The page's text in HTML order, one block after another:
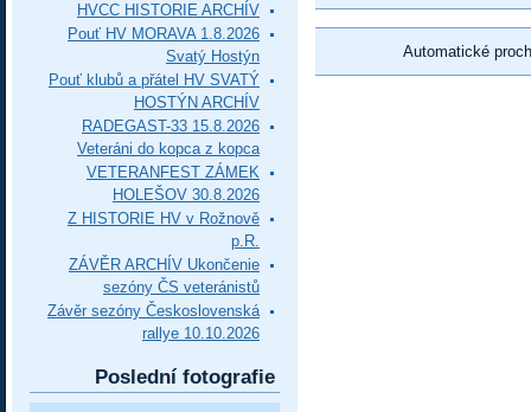
Automatické
HVCC HISTORIE ARCHÍV
Pouť HV MORAVA 1.8.2026
Svatý Hostýn
Pouť klubů a přátel HV SVATÝ
HOSTÝN ARCHÍV
RADEGAST-33 15.8.2026
Veteráni do kopca z kopca
VETERANFEST ZÁMEK
HOLEŠOV 30.8.2026
Z HISTORIE HV v Rožnově
p.R.
ZÁVĚR ARCHÍV Ukončenie
sezóny ČS veteránistů
Závěr sezóny Československá
rallye 10.10.2026
Poslední fotografie